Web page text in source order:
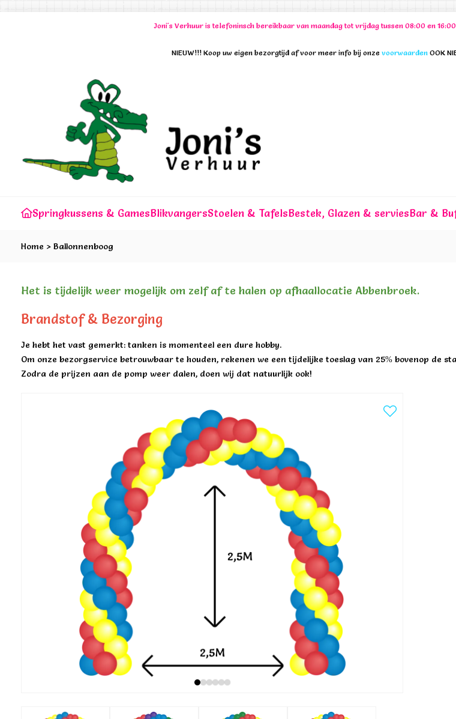
Joni's Verhuur is telefoninsch bereikbaar van maandag tot vrijdag tussen 08:00 en
NIEUW!!! Koop uw eigen bezorgtijd af voor meer info bij onze voorwaarden OOK
Springkussens & GamesBlikvangersStoelen & TafelsBestek, Glazen & serviesBar &
Home > Ballonnenboog
Het is tijdelijk weer mogelijk om zelf af te halen op afhaallocatie Abbenbroek.
Brandstof & Bezorging
Je hebt het vast gemerkt: tanken is momenteel een dure hobby.
Om onze bezorgservice betrouwbaar te houden, rekenen we een tijdelijke toeslag van 25% bovenop de
Zodra de prijzen aan de pomp weer dalen, doen wij dat natuurlijk ook!